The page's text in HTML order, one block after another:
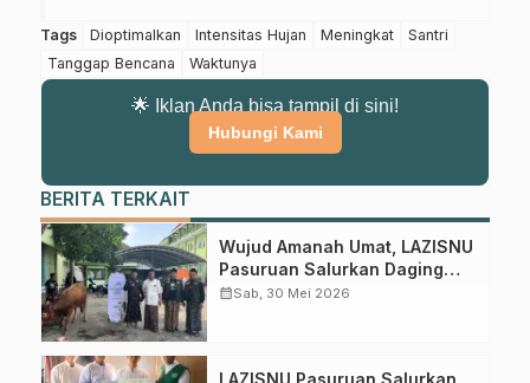
Tags Dioptimalkan Intensitas Hujan Meningkat
Santri
Tanggap Bencana
Waktunya
🌟 Iklan Anda bisa tampil di sini!
Hubungi Kami
BERITA TERKAIT
Wujud Amanah Umat, LAZISNU
Pasuruan Salurkan Daging
Qurban untuk 206 Penerima
calendar_monthSab, 30 Mei 2026
LAZISNU Pasuruan Salurkan